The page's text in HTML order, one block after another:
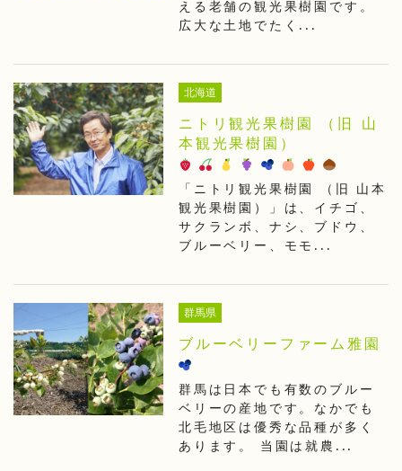
える老舗の観光果樹園です。
広大な土地でたく...
北海道
ニトリ観光果樹園 （旧 山
本観光果樹園）
「ニトリ観光果樹園 （旧 山本
観光果樹園）」は、イチゴ、
サクランボ、ナシ、ブドウ、
ブルーベリー、モモ...
群馬県
ブルーベリーファーム雅園
群馬は日本でも有数のブルー
ベリーの産地です。なかでも
北毛地区は優秀な品種が多く
あります。 当園は就農...